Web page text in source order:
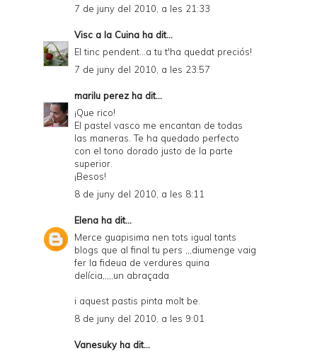
7 de juny del 2010, a les 21:33
Visc a la Cuina ha dit...
El tinc pendent...a tu t'ha quedat preciós!
7 de juny del 2010, a les 23:57
marilu perez ha dit...
¡Que rico!
El pastel vasco me encantan de todas
las maneras. Te ha quedado perfecto
con el tono dorado justo de la parte
superior.
¡Besos!
8 de juny del 2010, a les 8:11
Elena ha dit...
Merce guapisima nen tots igual tants
blogs que al final tu pers ,,,diumenge vaig
fer la fideua de verdures quina
delícia,,,,,un abraçada
i aquest pastis pinta molt be.
8 de juny del 2010, a les 9:01
Vanesukyha dit...